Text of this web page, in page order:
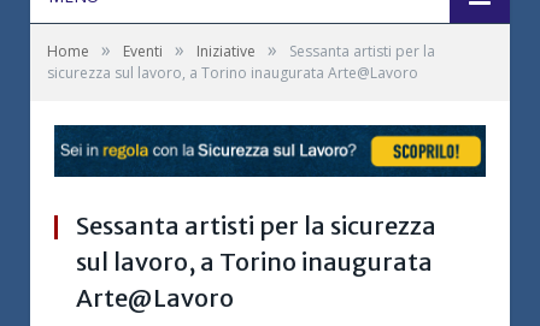
Home » Eventi » Iniziative »
Sessanta artisti per la
sicurezza sul lavoro, a Torino inaugurata Arte@Lavoro
Sessanta artisti per la sicurezza
sul lavoro, a Torino inaugurata
Arte@Lavoro